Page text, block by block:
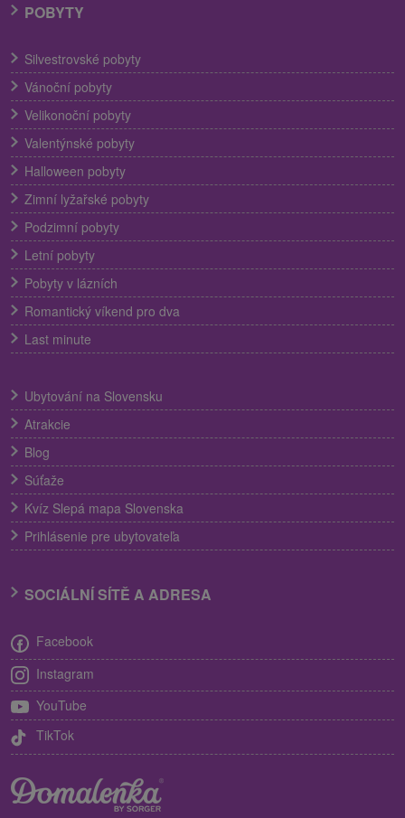
POBYTY
Silvestrovské pobyty
Vánoční pobyty
Velikonoční pobyty
Valentýnské pobyty
Halloween pobyty
Zimní lyžařské pobyty
Podzimní pobyty
Letní pobyty
Pobyty v lázních
Romantický víkend pro dva
Last minute
Ubytování na Slovensku
Atrakcie
Blog
Súťaže
Kvíz Slepá mapa Slovenska
Prihlásenie pre ubytovateľa
SOCIÁLNÍ SÍTĚ A ADRESA
Facebook
Instagram
YouTube
TikTok